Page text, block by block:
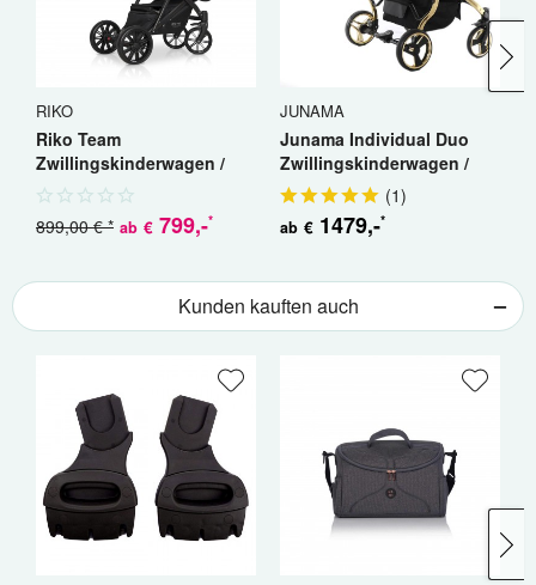
RIKO
Riko Team
Zwillingskinderwagen /
Geschwisterwagen
ab € 799,-*
899,00 € *
JUNAMA
Junama Individual Duo
Zwillingskinderwagen /
Geschwisterkinderwagen
(1)
ab € 1479,-*
Kunden kauften auch